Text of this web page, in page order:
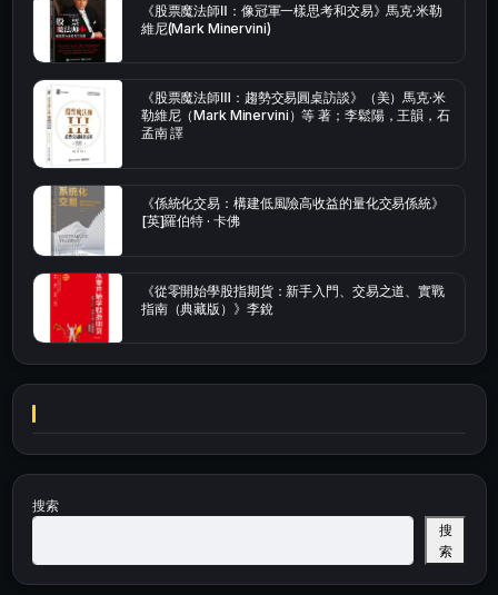
《股票魔法師Ⅱ：像冠軍一樣思考和交易》馬克·米勒
維尼(Mark Minervini)
《股票魔法師Ⅲ：趨勢交易圓桌訪談》（美）馬克·米
勒維尼（Mark Minervini）等 著；李鬆陽，王韻，石
孟南 譯
《係統化交易：構建低風險高收益的量化交易係統》
[英]羅伯特 · 卡佛
《從零開始學股指期貨：新手入門、交易之道、實戰
指南（典藏版）》李銳
搜索
搜
索